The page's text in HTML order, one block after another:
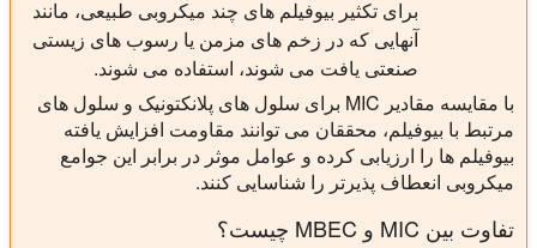
برای تکثیر بیوفیلم های چند میکروبی طبیعی، مانند
آنهایی که در زخم های مزمن یا رسوب های زیستی
صنعتی یافت می شوند، استفاده می شوند.
با مقایسه مقادیر MIC برای سلول های پلانکتونیک و سلول های
مرتبط با بیوفیلم، محققان می توانند مقاومت افزایش یافته
بیوفیلم ها را ارزیابی کرده و عوامل موثر در برابر این جوامع
میکروبی انعطاف پذیرتر را شناسایی کنند.
تفاوت بین MIC و MBEC چیست؟